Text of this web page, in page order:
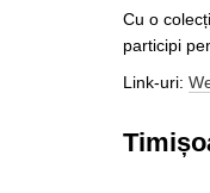
Cu o
participi
Link-uri: